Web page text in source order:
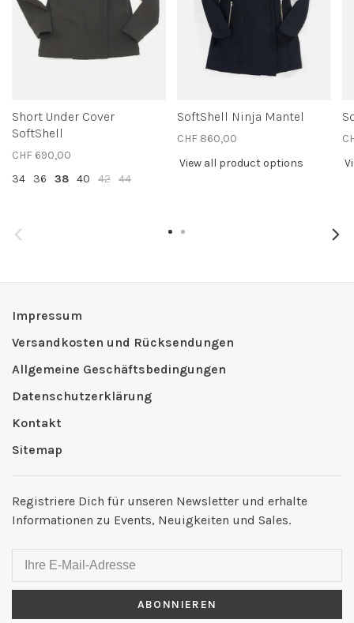
Short Under Cover
SoftShell
CHF 690,00
34
36 38 40 42 44
SoftShell Ninja Mantel
CHF 860,00
View all product options
Impressum
Versandkosten und Rücksendungen
Allgemeine Geschäftsbedingungen
Datenschutzerklärung
Kontakt
Sitemap
Registriere Dich für unseren Newsletter und erhalte
Informationen zu Events, Neuigkeiten und Sales.
ABONNIEREN